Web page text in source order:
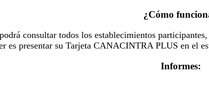
¿Cómo
consultar todos los establecimientos
es presentar su Tarjeta CANACINTRA PLUS en el
Informes: